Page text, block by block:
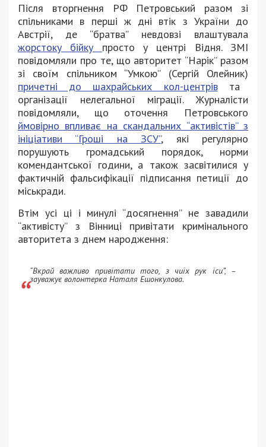
Після вторгнення РФ Петровський разом зі
спільниками в перші ж дні втік з України до
Австрії, де “братва” невдовзі влаштувала
жорстоку бійку просто у центрі Відня. ЗМІ
повідомляли про те, що авторитет “Нарік” разом
зі своїм спільником “Умкою” (Сергій Олейник)
причетні до шахрайських кол-центрівта
організації нелегальної міграції. Журналісти
повідомляли, що оточення Петровського
ймовірно впливає на скандальних “активістів” з
ініціативи “Гроші на ЗСУ”, які регулярно
порушують громадський порядок, норми
комендантської години, а також засвітилися у
фактичній фальсифікації підписання петиції до
міськради.
Втім усі ці і минулі “досягнення” не завадили
“активісту” з Вінниці привітати кримінального
авторитета з днем народження:
“Вкрай важливо привітати того, з чиїх рук їси”, –
зауважує волонтерка Наталя Ешонкулова.